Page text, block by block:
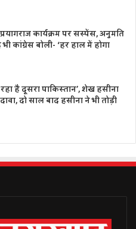
कार्यक्रम पर सस्पेंस, अनुमति
कांग्रेस बोली- ‘हर हाल में होगा
है दूसरा पाकिस्तान’, शेख हसीना
दो साल बाद हसीना ने भी तोड़ी